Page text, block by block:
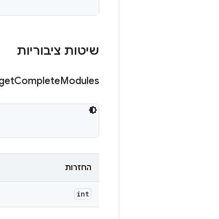
שיטות ציבוריות
CompleteModules
החזרות
int